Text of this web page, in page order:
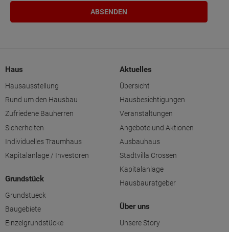
Haus
Hausausstellung
Rund um den Hausbau
Zufriedene Bauherren
Sicherheiten
Individuelles Traumhaus
Kapitalanlage / Investoren
Grundstück
Grundstueck
Baugebiete
Einzelgrundstücke
Aktuelles
Übersicht
Hausbesichtigungen
Veranstaltungen
Angebote und Aktionen
Ausbauhaus
Stadtvilla Crossen
Kapitalanlage
Hausbauratgeber
Über uns
Unsere Story